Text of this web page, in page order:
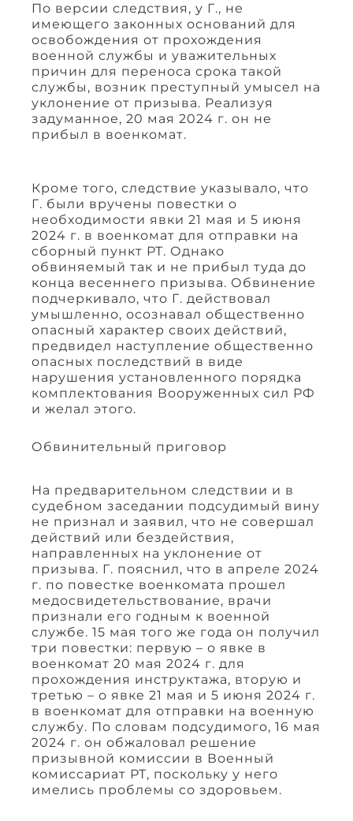
По версии следствия, у Г., не
имеющего законных оснований для
освобождения от прохождения
военной службы и уважительных
причин для переноса срока такой
службы, возник преступный умысел на
уклонение от призыва. Реализуя
задуманное, 20 мая 2024 г. он не
прибыл в военкомат.
Кроме того, следствие указывало, что
Г. были вручены повестки о
необходимости явки 21 мая и 5 июня
2024 г. в военкомат для отправки на
сборный пункт РТ. Однако
обвиняемый так и не прибыл туда до
конца весеннего призыва. Обвинение
подчеркивало, что Г. действовал
умышленно, осознавал общественно
опасный характер своих действий,
предвидел наступление общественно
опасных последствий в виде
нарушения установленного порядка
комплектования Вооруженных сил РФ
и желал этого.
Обвинительный приговор
На предварительном следствии и в
судебном заседании подсудимый вину
не признал и заявил, что не совершал
действий или бездействия,
направленных на уклонение от
призыва. Г. пояснил, что в апреле 2024
г. по повестке военкомата прошел
медосвидетельствование, врачи
признали его годным к военной
службе. 15 мая того же года он получил
три повестки: первую – о явке в
военкомат 20 мая 2024 г. для
прохождения инструктажа, вторую и
третью – о явке 21 мая и 5 июня 2024 г.
в военкомат для отправки на военную
службу. По словам подсудимого, 16 мая
2024 г. он обжаловал решение
призывной комиссии в Военный
комиссариат РТ, поскольку у него
имелись проблемы со здоровьем.